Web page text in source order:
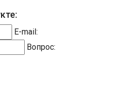
E-mail:
Вопрос: